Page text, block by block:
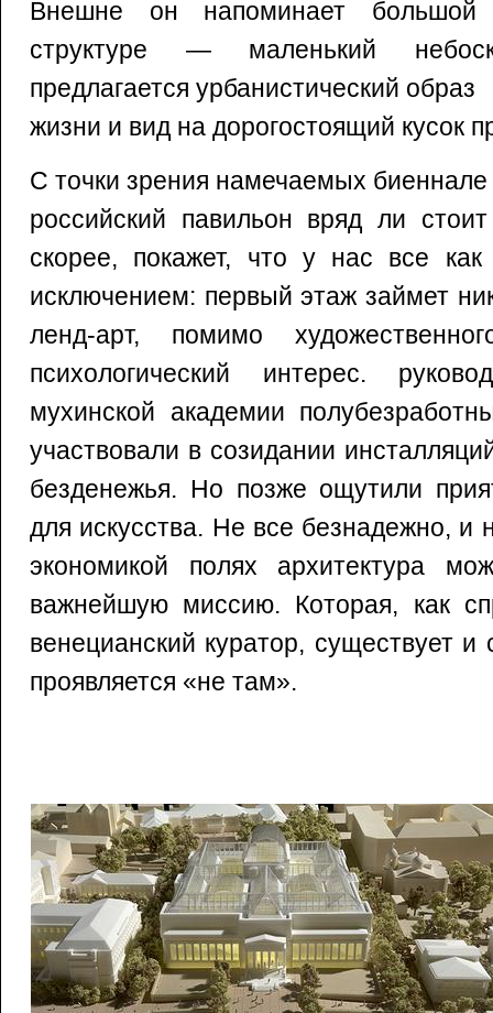
Внешне он напоминает
структуре — маленький
предлагается урбанистический образ
жизни и вид на дорогостоящий кусок
С точки зрения намечаемых
российский павильон вряд ли
скорее, покажет, что у нас все
исключением: первый этаж займет
ленд-арт, помимо
психологический интерес.
мухинской академии
участвовали в созидании
безденежья. Но позже ощутили
для искусства. Не все безнадежно, и
экономикой полях архитектура
важнейшую миссию. Которая, как
венецианский куратор, существует
проявляется «не там».